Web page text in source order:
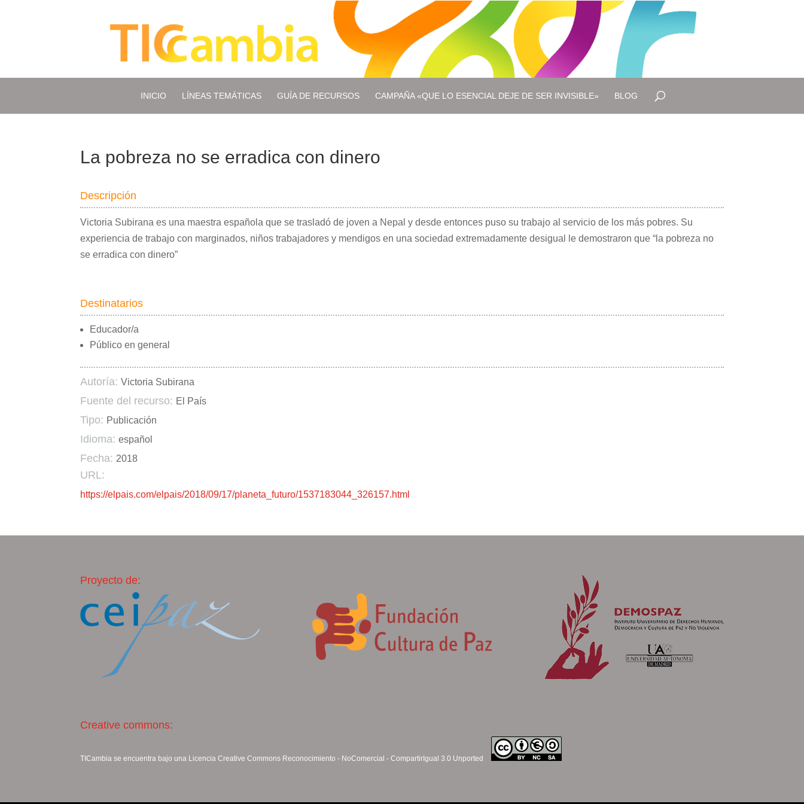
INICIO LÍNEAS TEMÁTICAS GUÍA DE RECURSOS CAMPAÑA «QUE LO ESENCIAL DEJE DE SER INVISIBLE» BLOG
La pobreza no se erradica con dinero
Descripción
Victoria Subirana es una maestra española que se trasladó de joven a Nepal y desde entonces puso su trabajo al servicio de los más pobres. Su
experiencia de trabajo con marginados, niños trabajadores y mendigos en una sociedad extremadamente desigual le demostraron que “la pobreza no
se erradica con dinero”
Destinatarios
Educador/a
Público en general
Autoría: Victoria Subirana
Fuente del recurso: El País
Tipo: Publicación
Idioma: español
Fecha: 2018
URL:
https://elpais.com/elpais/2018/09/17/planeta_futuro/1537183044_326157.html
Proyecto de:
Creative commons:
TICambia se encuentra bajo una LicenciaCreative Commons Reconocimiento - NoComercial - CompartirIgual 3.0 Unported